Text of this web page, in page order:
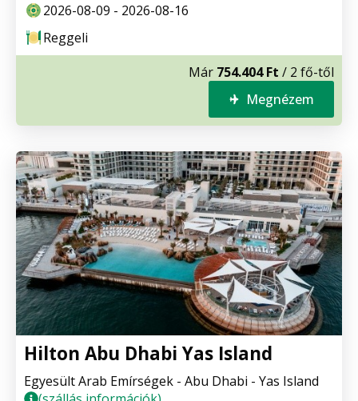
2026-08-09 - 2026-08-16
Reggeli
Már 754.404 Ft / 2 fő-től
Megnézem
Hilton Abu Dhabi Yas Island
Egyesült Arab Emírségek - Abu Dhabi - Yas Island